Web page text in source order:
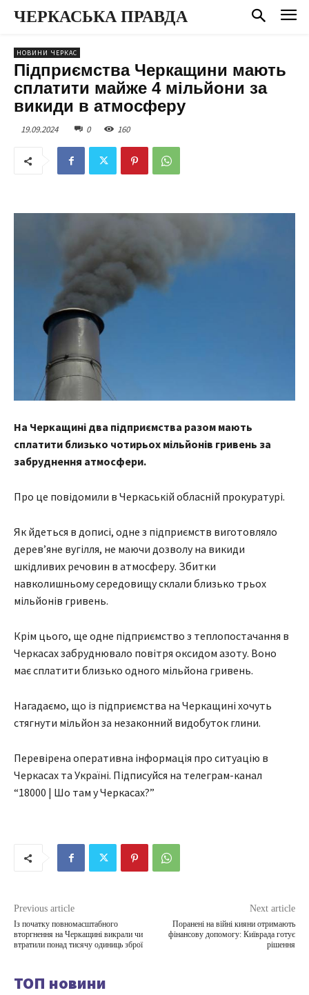
ЧЕРКАСЬКА ПРАВДА
НОВИНИ ЧЕРКАС
Підприємства Черкащини мають
сплатити майже 4 мільйони за
викиди в атмосферу
19.09.2024 0 160
На Черкащині два підприємства разом мають
сплатити близько чотирьох мільйонів гривень за
забруднення атмосфери.
Про це повідомили в Черкаській обласній прокуратурі.
Як йдеться в дописі, одне з підприємств виготовляло
дерев’яне вугілля, не маючи дозволу на викиди
шкідливих речовин в атмосферу. Збитки
навколишньому середовищу склали близько трьох
мільйонів гривень.
Крім цього, ще одне підприємство з теплопостачання в
Черкасах забруднювало повітря оксидом азоту. Воно
має сплатити близько одного мільйона гривень.
Нагадаємо, що із підприємства на Черкащині хочуть
стягнути мільйон за незаконний видобуток глини.
Перевірена оперативна інформація про ситуацію в
Черкасах та Україні. Підписуйся на телеграм-канал
“18000 | Шо там у Черкасах?”
Previous article
Із початку повномасштабного
вторгнення на Черкащині викрали чи
втратили понад тисячу одиниць зброї
Next article
Поранені на війні кияни отримають
фінансову допомогу: Київрада готує
рішення
ТОП новини